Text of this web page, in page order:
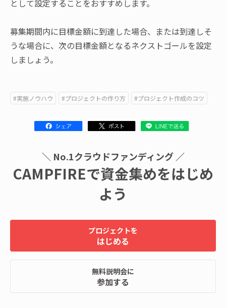
として設定することをおすすめします。
募集期間内に目標金額に到達した場合、または到達しそ
うな場合に、次の目標金額となるネクストゴールを設定
しましょう。
#実施ノウハウ #プロジェクトの作り方 #プロジェクト作成のコツ
＼ No.1クラウドファンディング ／
CAMPFIREで資金集めをはじめ
よう
プロジェクトを
はじめる
無料説明会に
参加する